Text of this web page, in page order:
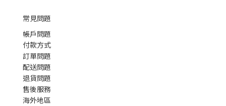
常見問題
帳戶問題
付款方式
訂單問題
配送問題
退貨問題
售後服務
海外地區